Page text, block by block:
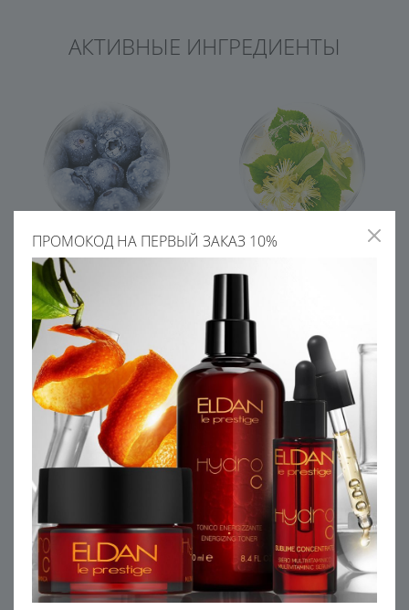
АКТИВНЫЕ ИНГРЕДИЕНТЫ
ЭКСТРАКТ ЧЕРНИКИ
Укрепляет стенки сосудов,
повышает выработку
глутатиона - антиоксидант
ВОДА ЦВЕТКОВ ЛИПЫ
Смягчает, тонизирует и
успокаивает кожу. Улучшает
цвет лица, улучшает
барьерные функции кожи
СПОСОБ НАНЕСЕНИЯ
ПРОМОКОД НА ПЕРВЫЙ ЗАКАЗ 10%